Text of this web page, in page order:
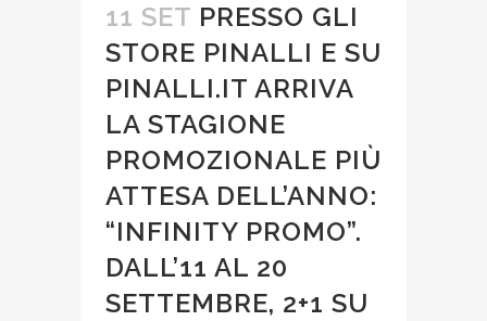
11 SET PRESSO GLI
STORE PINALLI E SU
PINALLI.IT ARRIVA
LA STAGIONE
PROMOZIONALE PIÙ
ATTESA DELL’ANNO:
“INFINITY PROMO”.
DALL’11 AL 20
SETTEMBRE, 2+1 SU